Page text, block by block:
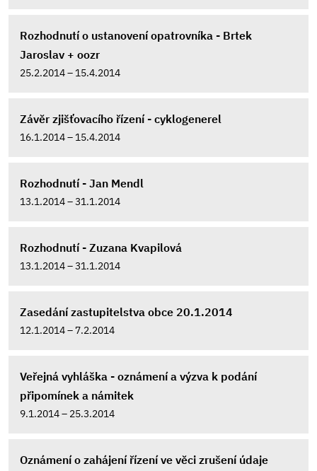
Rozhodnutí o ustanovení opatrovníka - Brtek
Jaroslav + oozr
25.2.2014 – 15.4.2014
Závěr zjišťovacího řízení - cyklogenerel
16.1.2014 – 15.4.2014
Rozhodnutí - Jan Mendl
13.1.2014 – 31.1.2014
Rozhodnutí - Zuzana Kvapilová
13.1.2014 – 31.1.2014
Zasedání zastupitelstva obce 20.1.2014
12.1.2014 – 7.2.2014
Veřejná vyhláška - oznámení a výzva k podání
připomínek a námitek
9.1.2014 – 25.3.2014
Oznámení o zahájení řízení ve věci zrušení údaje